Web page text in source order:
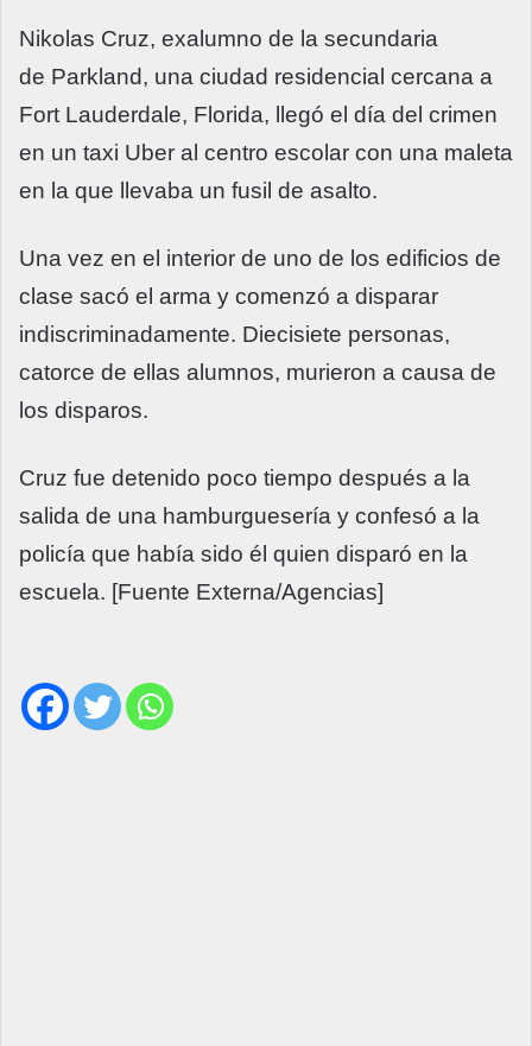
Nikolas Cruz, exalumno de la secundaria
de Parkland, una ciudad residencial cercana a
Fort Lauderdale, Florida, llegó el día del crimen
en un taxi Uber al centro escolar con una maleta
en la que llevaba un fusil de asalto.
Una vez en el interior de uno de los edificios de
clase sacó el arma y comenzó a disparar
indiscriminadamente. Diecisiete personas,
catorce de ellas alumnos, murieron a causa de
los disparos.
Cruz fue detenido poco tiempo después a la
salida de una hamburguesería y confesó a la
policía que había sido él quien disparó en la
escuela. [Fuente Externa/Agencias]